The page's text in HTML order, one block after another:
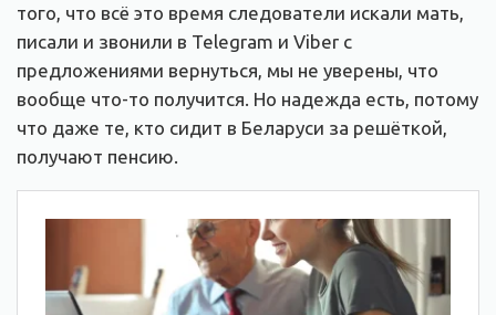
того, что всё это время следователи искали мать,
писали и звонили в Telegram и Viber с
предложениями вернуться, мы не уверены, что
вообще что-то получится. Но надежда есть, потому
что даже те, кто сидит в Беларуси за решёткой,
получают пенсию.